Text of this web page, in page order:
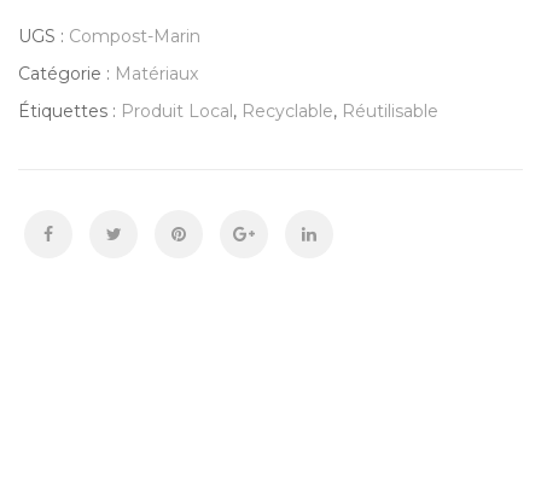
UGS : Compost-Marin
Catégorie : Matériaux
Étiquettes : Produit Local, Recyclable, Réutilisable